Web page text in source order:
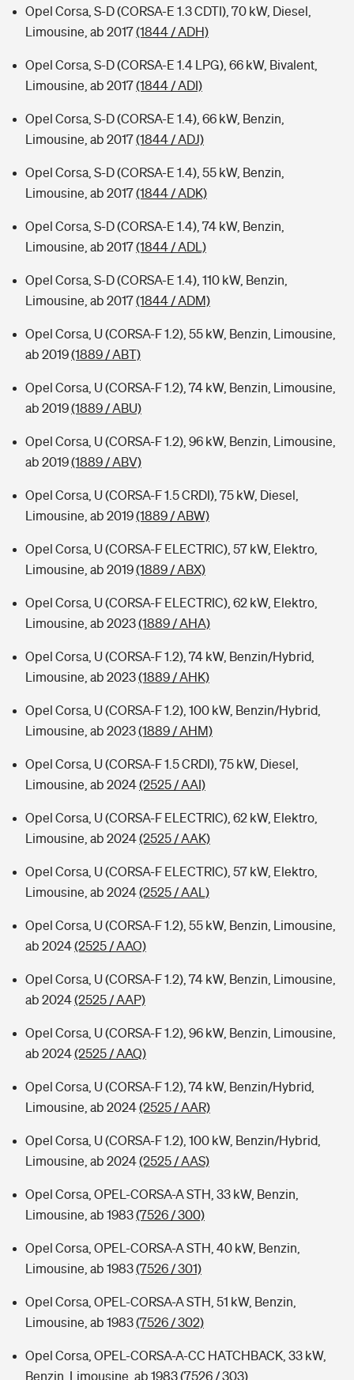
Opel Corsa, S-D (CORSA-E 1.3 CDTI), 70 kW, Diesel,
Limousine, ab 2017(1844 / ADH)
Opel Corsa, S-D (CORSA-E 1.4 LPG), 66 kW, Bivalent,
Limousine, ab 2017(1844 / ADI)
Opel Corsa, S-D (CORSA-E 1.4), 66 kW, Benzin,
Limousine, ab 2017(1844 / ADJ)
Opel Corsa, S-D (CORSA-E 1.4), 55 kW, Benzin,
Limousine, ab 2017(1844 / ADK)
Opel Corsa, S-D (CORSA-E 1.4), 74 kW, Benzin,
Limousine, ab 2017(1844 / ADL)
Opel Corsa, S-D (CORSA-E 1.4), 110 kW, Benzin,
Limousine, ab 2017(1844 / ADM)
Opel Corsa, U (CORSA-F 1.2), 55 kW, Benzin, Limousine,
ab 2019(1889 / ABT)
Opel Corsa, U (CORSA-F 1.2), 74 kW, Benzin, Limousine,
ab 2019(1889 / ABU)
Opel Corsa, U (CORSA-F 1.2), 96 kW, Benzin, Limousine,
ab 2019(1889 / ABV)
Opel Corsa, U (CORSA-F 1.5 CRDI), 75 kW, Diesel,
Limousine, ab 2019(1889 / ABW)
Opel Corsa, U (CORSA-F ELECTRIC), 57 kW, Elektro,
Limousine, ab 2019(1889 / ABX)
Opel Corsa, U (CORSA-F ELECTRIC), 62 kW, Elektro,
Limousine, ab 2023(1889 / AHA)
Opel Corsa, U (CORSA-F 1.2), 74 kW, Benzin/Hybrid,
Limousine, ab 2023(1889 / AHK)
Opel Corsa, U (CORSA-F 1.2), 100 kW, Benzin/Hybrid,
Limousine, ab 2023(1889 / AHM)
Opel Corsa, U (CORSA-F 1.5 CRDI), 75 kW, Diesel,
Limousine, ab 2024(2525 / AAI)
Opel Corsa, U (CORSA-F ELECTRIC), 62 kW, Elektro,
Limousine, ab 2024(2525 / AAK)
Opel Corsa, U (CORSA-F ELECTRIC), 57 kW, Elektro,
Limousine, ab 2024(2525 / AAL)
Opel Corsa, U (CORSA-F 1.2), 55 kW, Benzin, Limousine,
ab 2024(2525 / AAO)
Opel Corsa, U (CORSA-F 1.2), 74 kW, Benzin, Limousine,
ab 2024(2525 / AAP)
Opel Corsa, U (CORSA-F 1.2), 96 kW, Benzin, Limousine,
ab 2024(2525 / AAQ)
Opel Corsa, U (CORSA-F 1.2), 74 kW, Benzin/Hybrid,
Limousine, ab 2024(2525 / AAR)
Opel Corsa, U (CORSA-F 1.2), 100 kW, Benzin/Hybrid,
Limousine, ab 2024(2525 / AAS)
Opel Corsa, OPEL-CORSA-A STH, 33 kW, Benzin,
Limousine, ab 1983(7526 / 300)
Opel Corsa, OPEL-CORSA-A STH, 40 kW, Benzin,
Limousine, ab 1983(7526 / 301)
Opel Corsa, OPEL-CORSA-A STH, 51 kW, Benzin,
Limousine, ab 1983(7526 / 302)
Opel Corsa, OPEL-CORSA-A-CC HATCHBACK, 33 kW,
Benzin, Limousine, ab 1983(7526 / 303)